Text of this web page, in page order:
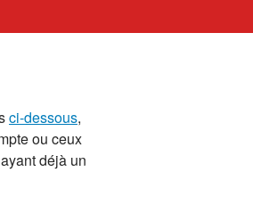
ci-dessous,
ou ceux
déjà un